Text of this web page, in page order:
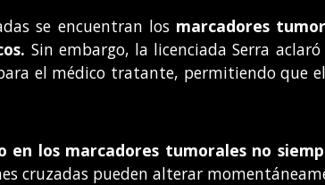
se encuentran los marcadores
Sin embargo, la licenciada Serra
el médico tratante, permitiendo que
en los marcadores tumorales no
cruzadas pueden alterar